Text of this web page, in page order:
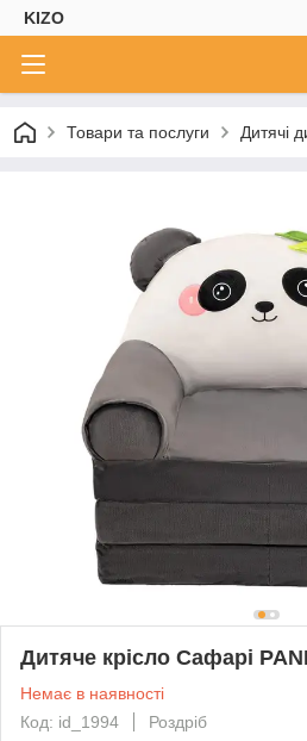
KIZO
Товари та послуги Дитячі
Дитяче крісло Сафарі
Немає в наявності
Код: id_1994
Роздріб